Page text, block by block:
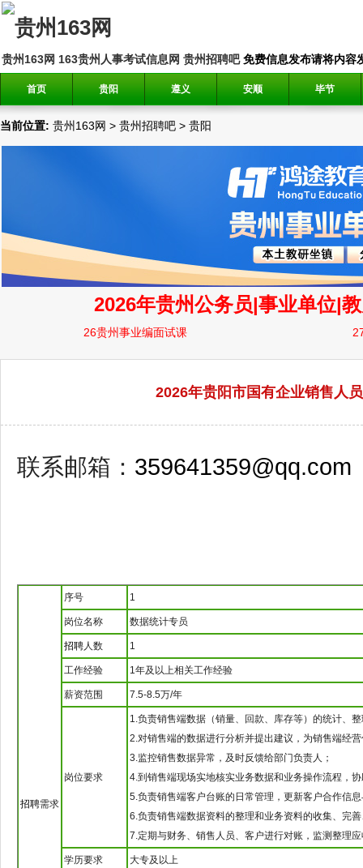
贵州163网 163贵州人事考试信息网 贵州招聘吧免费信息发布请将内容
首页 贵阳 遵义 安顺 毕节
当前位置: 贵州163网 > 贵州招聘吧 > 贵阳
2026年贵阳市国有企业销售人
联系邮箱： 359641359@qq.com
招聘需求
序号 1
岗位名称 数据统计专员
招聘人数 1
工作经验 1年及以上相关工作经验
薪资范围 7.5-8.5万/年
岗位要求
1.负责销售端数据（销量、回款、库存等）的统计、
2.对销售端的数据进行分析并提出建议，为销售端经
3.监控销售数据异常，及时反馈给部门负责人；
4.到销售端现场实地核实业务数据和业务操作流程，
5.负责销售端客户台账的日常管理，更新客户合作信
6.负责销售端数据资料的整理和业务资料的收集、完
7.定期与财务、销售人员、客户进行对账，监测整理
学历要求 大专及以上